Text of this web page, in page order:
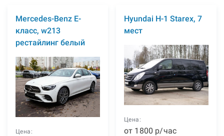
Mercedes-Benz E-
класс, w213
рестайлинг белый
Цена:
Hyundai H-1 Starex, 7
мест
Цена:
от 1800 р/час